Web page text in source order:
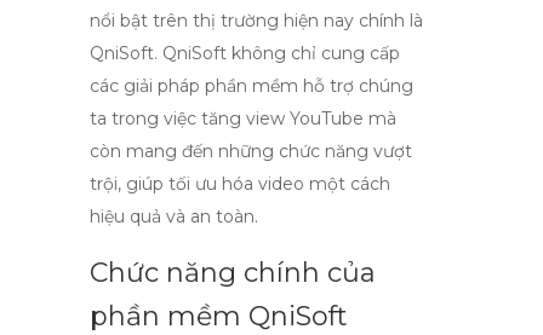
nổi bật trên thị trường hiện nay chính là
QniSoft. QniSoft không chỉ cung cấp
các giải pháp phần mềm hỗ trợ chúng
ta trong việc tăng view YouTube mà
còn mang đến những chức năng vượt
trội, giúp tối ưu hóa video một cách
hiệu quả và an toàn.
Chức năng chính của
phần mềm QniSoft